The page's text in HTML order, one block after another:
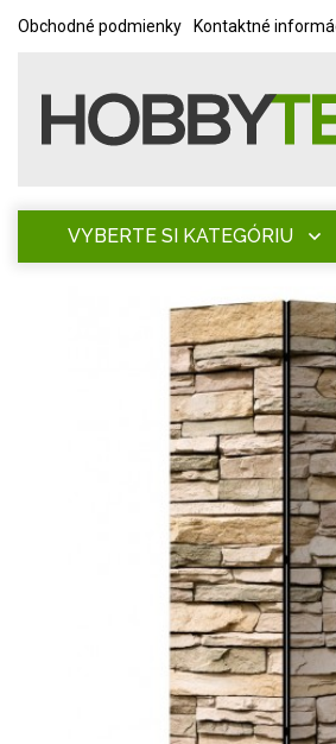
Obchodné podmienky Kontaktné
VYBERTE SI KATEGÓRIU